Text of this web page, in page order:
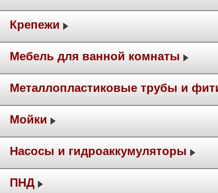
Крепежи
Мебель для ванной комнаты
Металлопластиковые трубы и
Мойки
Насосы и гидроаккумуляторы
ПНД